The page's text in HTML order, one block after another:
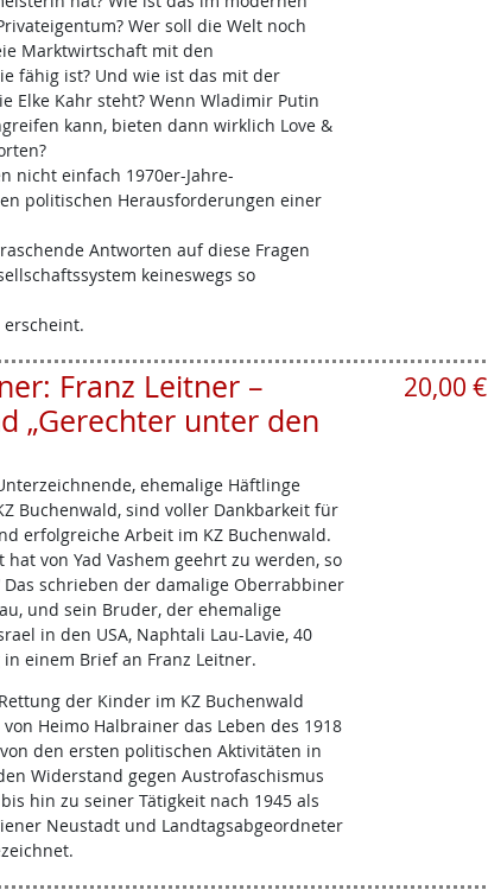
Wer soll die Welt noch
Marktwirtschaft mit den
fähig ist? Und wie ist das mit der
Elke Kahr steht? Wenn Wladimir Putin
kann, bieten dann wirklich Love &
nicht einfach 1970er-Jahre-
politischen Herausforderungen einer
Antworten auf diese Fragen
keineswegs so
erscheint.
Franz Leitner –
„Gerechter unter den
ehemalige Häftlinge
Buchenwald, sind voller Dankbarkeit für
erfolgreiche Arbeit im KZ Buchenwald.
von Yad Vashem geehrt zu werden, so
Das schrieben der damalige Oberrabbiner
und sein Bruder, der ehemalige
in den USA, Naphtali Lau-Lavie, 40
einem Brief an Franz Leitner.
der Kinder im KZ Buchenwald
Heimo Halbrainer das Leben des 1918
den ersten politischen Aktivitäten in
Widerstand gegen Austrofaschismus
hin zu seiner Tätigkeit nach 1945 als
Neustadt und Landtagsabgeordneter
20,00 €